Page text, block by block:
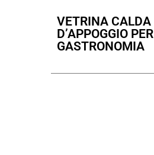
VETRINA CALDA
D’APPOGGIO PER
GASTRONOMIA